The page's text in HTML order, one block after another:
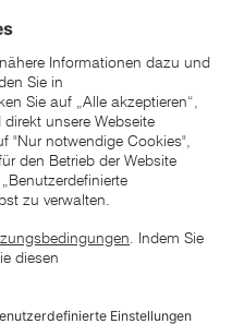
von uns in den letzten 30
Aktion verlangte Preis
auf dieser Website sind die
zu verstehen